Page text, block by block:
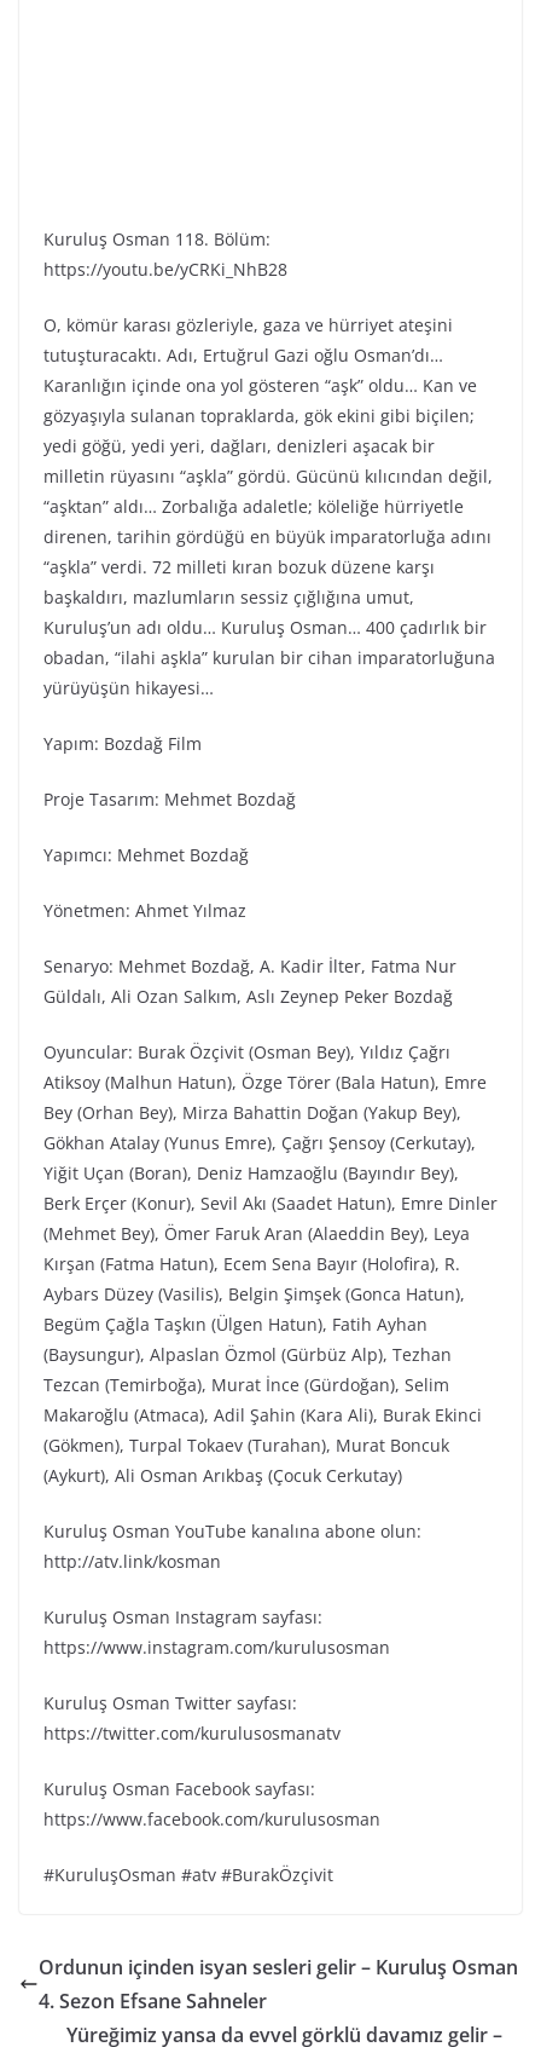
Kuruluş Osman 118. Bölüm:
https://youtu.be/yCRKi_NhB28
O, kömür karası gözleriyle, gaza ve hürriyet ateşini
tutuşturacaktı. Adı, Ertuğrul Gazi oğlu Osman’dı…
Karanlığın içinde ona yol gösteren “aşk” oldu… Kan ve
gözyaşıyla sulanan topraklarda, gök ekini gibi biçilen;
yedi göğü, yedi yeri, dağları, denizleri aşacak bir
milletin rüyasını “aşkla” gördü. Gücünü kılıcından değil,
“aşktan” aldı… Zorbalığa adaletle; köleliğe hürriyetle
direnen, tarihin gördüğü en büyük imparatorluğa adını
“aşkla” verdi. 72 milleti kıran bozuk düzene karşı
başkaldırı, mazlumların sessiz çığlığına umut,
Kuruluş’un adı oldu… Kuruluş Osman… 400 çadırlık bir
obadan, “ilahi aşkla” kurulan bir cihan imparatorluğuna
yürüyüşün hikayesi…
Yapım: Bozdağ Fi̇lm
Proje Tasarım: Mehmet Bozdağ
Yapımcı: Mehmet Bozdağ
Yönetmen: Ahmet Yılmaz
Senaryo: Mehmet Bozdağ, A. Kadir İlter, Fatma Nur
Güldalı, Ali Ozan Salkım, Aslı Zeynep Peker Bozdağ
Oyuncular: Burak Özçivit (Osman Bey), Yıldız Çağrı
Atiksoy (Malhun Hatun), Özge Törer (Bala Hatun), Emre
Bey (Orhan Bey), Mirza Bahattin Doğan (Yakup Bey),
Gökhan Atalay (Yunus Emre), Çağrı Şensoy (Cerkutay),
Yiğit Uçan (Boran), Deniz Hamzaoğlu (Bayındır Bey),
Berk Erçer (Konur), Sevil Akı (Saadet Hatun), Emre Dinler
(Mehmet Bey), Ömer Faruk Aran (Alaeddin Bey), Leya
Kırşan (Fatma Hatun), Ecem Sena Bayır (Holofira), R.
Aybars Düzey (Vasilis), Belgin Şimşek (Gonca Hatun),
Begüm Çağla Taşkın (Ülgen Hatun), Fatih Ayhan
(Baysungur), Alpaslan Özmol (Gürbüz Alp), Tezhan
Tezcan (Temirboğa), Murat İnce (Gürdoğan), Selim
Makaroğlu (Atmaca), Adil Şahin (Kara Ali), Burak Ekinci
(Gökmen), Turpal Tokaev (Turahan), Murat Boncuk
(Aykurt), Ali Osman Arıkbaş (Çocuk Cerkutay)
Kuruluş Osman YouTube kanalına abone olun:
http://atv.link/kosman
Kuruluş Osman Instagram sayfası:
https://www.instagram.com/kurulusosman
Kuruluş Osman Twitter sayfası:
https://twitter.com/kurulusosmanatv
Kuruluş Osman Facebook sayfası:
https://www.facebook.com/kurulusosman
#KuruluşOsman #atv #BurakÖzçivit
Ordunun içinden isyan sesleri gelir – Kuruluş Osman
4. Sezon Efsane Sahneler
Yüreğimiz yansa da evvel görklü davamız gelir –